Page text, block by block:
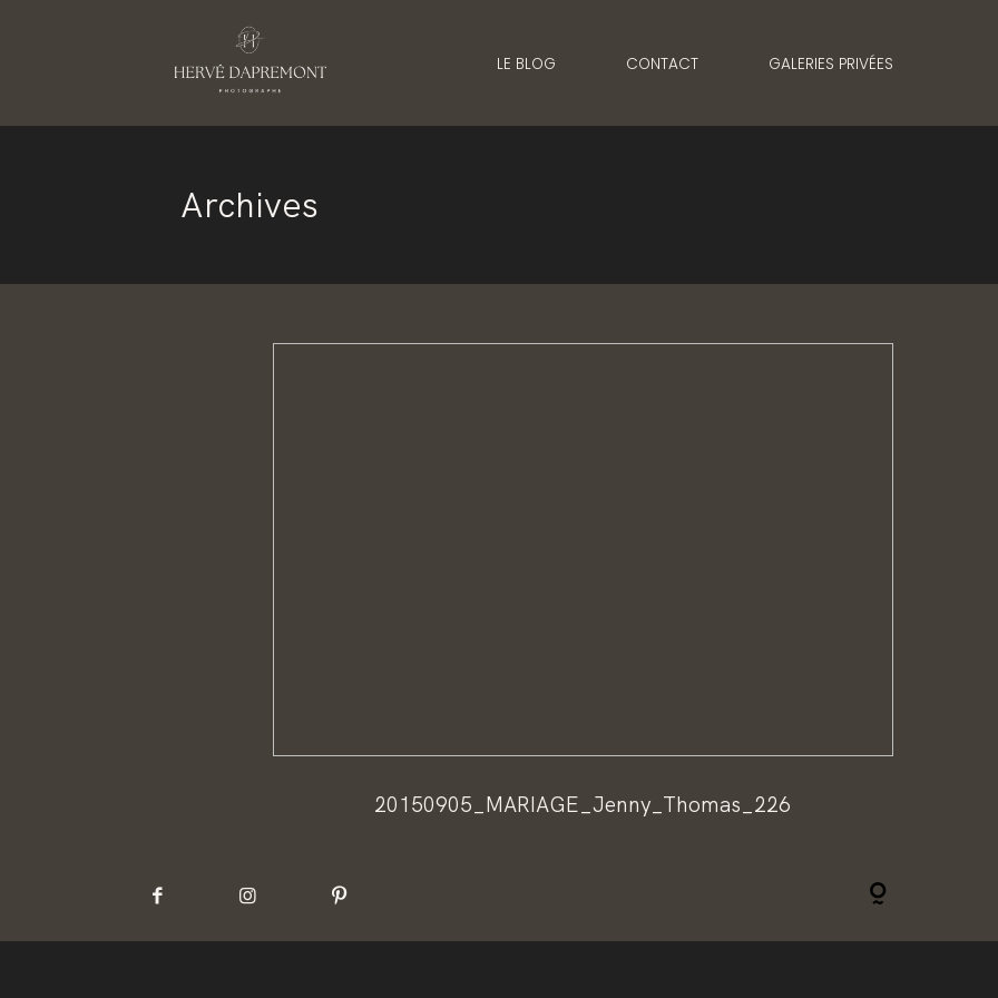
LE BLOG CONTACT GALERIES PRIVÉES
Archives
20150905_MARIAGE_Jenny_Thomas_226